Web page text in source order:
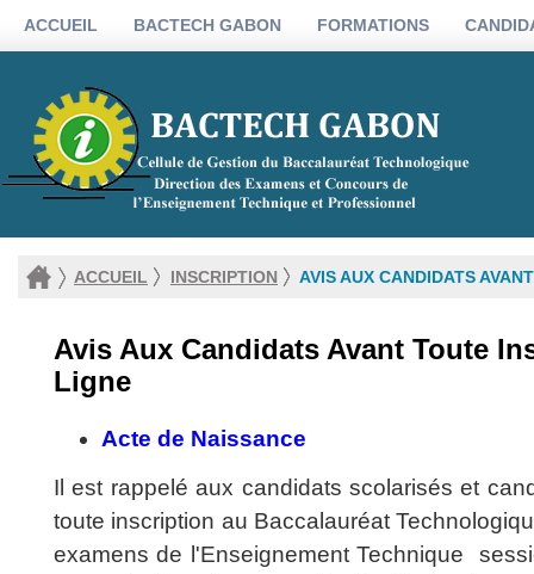
ACCUEIL BACTECH GABON FORMATIONS
ACCUEIL INSCRIPTION AVIS AUX CANDIDATS
Avis Aux Candidats Avant Toute
Ligne
Acte de Naissance
Il est rappelé aux candidats scolarisés et
toute inscription au Baccalauréat
examens de l'Enseignement Technique